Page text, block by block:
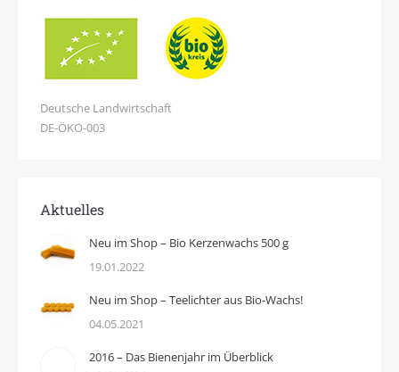
Deutsche Landwirtschaft
DE-ÖKO-003
Aktuelles
Neu im Shop – Bio Kerzenwachs 500 g
19.01.2022
Neu im Shop – Teelichter aus Bio-Wachs!
04.05.2021
2016 – Das Bienenjahr im Überblick